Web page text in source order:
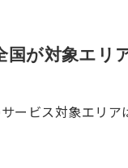
国が対象エリ
ービス対象エリア